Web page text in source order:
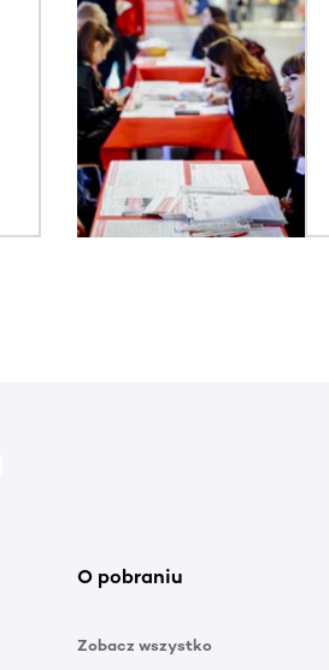
O pobraniu
Zobacz wszystko